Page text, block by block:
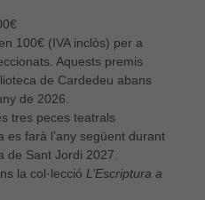
100€ (IVA inclòs) per a
Aquests premis
de Cardedeu abans
de 2026.
tres peces teatrals
es farà l’any següent durant
de Sant Jordi 2027.
la col·lecció L’Escriptura a
nostre lloc
web funcioni
el millor
possible
durant la
vostra visita.
Si rebutges
aquestes
cookies,